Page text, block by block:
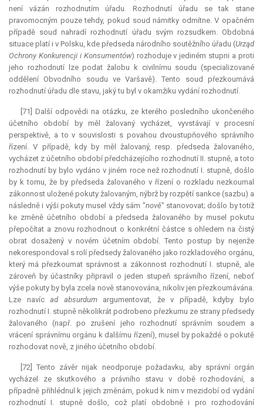
není vázán rozhodnutím úřadu. Rozhodnutí úřadu se tak stane
pravomocným pouze tehdy, pokud soud námitky odmítne. V opačném
případě soud nahradí rozhodnutí úřadu svým rozsudkem. Obdobná
situace platí i v Polsku, kde předseda národního soutěžního úřadu (Urząd
Ochrony Konkurencji i Konsumentów) rozhoduje v jediném stupni a proti
jeho rozhodnutí lze podat žalobu k civilnímu soudu (specializované
oddělení Obvodního soudu ve Varšavě). Tento soud přezkoumává
rozhodnutí úřadu dle stavu, jaký tu byl v okamžiku vydání rozhodnutí.
[71] Další odpovědi na otázku, ze kterého posledního ukončeného
účetního období by měl žalovaný vycházet, vyvstávají v procesní
perspektivě, a to v souvislosti s povahou dvoustupňového správního
řízení. V případě, kdy by měl žalovaný, resp. předseda žalovaného,
vycházet z účetního období předcházejícího rozhodnutí II. stupně, a toto
rozhodnutí by bylo vydáno v jiném roce než rozhodnutí I. stupně, došlo
by k tomu, že by předseda žalovaného v řízení o rozkladu nezkoumal
zákonnost uložené pokuty žalovaným, nýbrž by rozpětí sankce (sazbu) a
následně i výši pokuty musel vždy sám "nově" stanovovat; došlo by totiž
ke změně účetního období a předseda žalovaného by musel pokutu
přepočítat a znovu rozhodnout o konkrétní částce s ohledem na čistý
obrat dosažený v novém účetním období. Tento postup by nejenže
nekorespondoval s rolí předsedy žalovaného jako rozkladového orgánu,
který má přezkoumat správnost a zákonnost rozhodnutí I. stupně, ale
zároveň by účastníky připravil o jeden stupeň správního řízení, neboť
výše pokuty by byla zcela nově stanovována, nikoliv jen přezkoumávána.
Lze navícad absurdum
argumentovat, že v případě, kdyby bylo
rozhodnutí I. stupně několikrát podrobeno přezkumu ze strany předsedy
žalovaného (např. po zrušení jeho rozhodnutí správním soudem a
vrácení správnímu orgánu k dalšímu řízení), musel by pokaždé o pokutě
rozhodovat nově, z jiného účetního období.
[72] Tento závěr nijak neodporuje požadavku, aby správní orgán
vycházel ze skutkového a právního stavu v době rozhodování, a
případně přihlédnul k jejich změnám, pokud k nim v mezidobí od vydání
rozhodnutí I. stupně došlo, což platí obdobně i pro rozhodování